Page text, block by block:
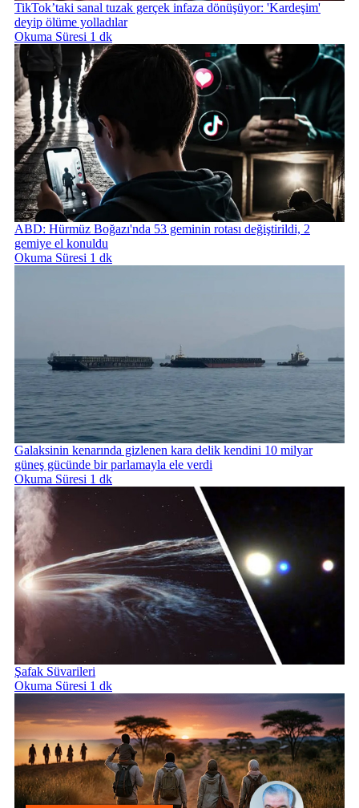
TikTok’taki sanal tuzak gerçek infaza dönüşüyor: 'Kardeşim'
deyip ölüme yolladılar
Okuma Süresi 1 dk
ABD: Hürmüz Boğazı'nda 53 geminin rotası değiştirildi, 2
gemiye el konuldu
Okuma Süresi 1 dk
Galaksinin kenarında gizlenen kara delik kendini 10 milyar
güneş gücünde bir parlamayla ele verdi
Okuma Süresi 1 dk
Şafak Süvarileri
Okuma Süresi 1 dk